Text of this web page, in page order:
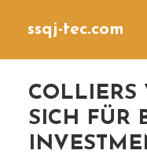
ssqj-tec.com
COLLIERS
SICH FÜR